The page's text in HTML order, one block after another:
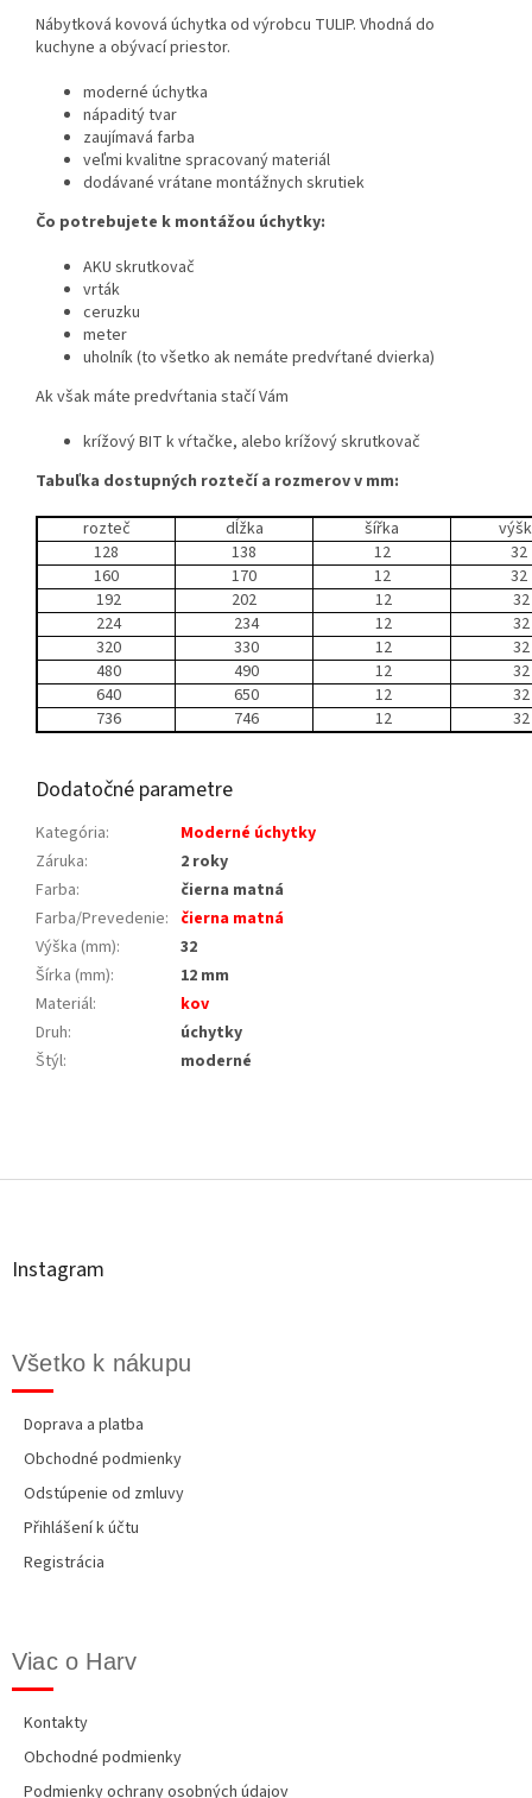
Nábytková kovová úchytka od výrobcu TULIP. Vhodná do
kuchyne a obývací priestor.
moderné úchytka
nápaditý tvar
zaujímavá farba
veľmi kvalitne spracovaný materiál
dodávané vrátane montážnych skrutiek
Čo potrebujete k montážou úchytky:
AKU skrutkovač
vrták
ceruzku
meter
uholník (to všetko ak nemáte predvŕtané dvierka)
Ak však máte predvŕtania stačí Vám
krížový BIT k vŕtačke, alebo krížový skrutkovač
Tabuľka dostupných roztečí a rozmerov v mm:
rozteč
dĺžka šířka
128
138 12
32
160
170 12
32
192
202 12
32
224
234 12
32
320
330 12
32
480
490 12
32
640
650 12
32
736
746 12 32
Dodatočné parametre
Kategória:
Moderné úchytky
Záruka:
2 roky
Farba:
čierna matná
Farba/Prevedenie: čierna matná
Výška (mm):
32
Šírka (mm):
12 mm
Materiál:
kov
Druh:
úchytky
Štýl: moderné
á
Instagram
Všetko k nákupu
Doprava a platba
Obchodné podmienky
Odstúpenie od zmluvy
Přihlášení k účtu
Registrácia
Viac o Harv
Kontakty
Obchodné podmienky
Podmienky ochrany osobných údajov